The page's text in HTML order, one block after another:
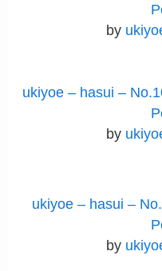
by
ukiyoe – hasui –
by
ukiyoe – hasui –
by